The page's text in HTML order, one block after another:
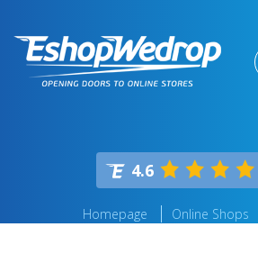
4.6
Homepage Online Shops